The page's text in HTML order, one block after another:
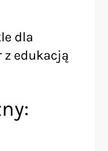
dla
z edukacją